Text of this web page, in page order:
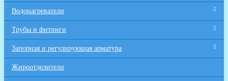
Водонагреватели
Трубы и фитинги
Запорная и регулирующая арматура
Жироотделители